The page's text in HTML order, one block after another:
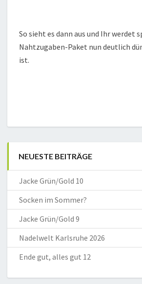
So sieht es dann aus und Ihr werdet
Nahtzugaben-Paket nun deutlich
ist.
NEUESTE BEITRÄGE
Jacke Grün/Gold 10
Socken im Sommer?
Jacke Grün/Gold 9
Nadelwelt Karlsruhe 2026
Ende gut, alles gut 12